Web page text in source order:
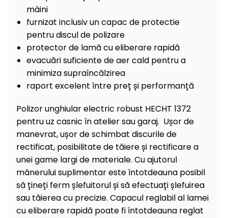
raclete
de
gheață
Unelte
de
mână
mâini
furnizat inclusiv un capac de protectie
pentru discul de polizare
protector de lamă cu eliberare rapidă
evacuări suficiente de aer cald pentru a
minimiza supraîncălzirea
raport excelent între preț și performanță
Polizor unghiular electric robust HECHT 1372
pentru uz casnic în atelier sau garaj. Ușor de
manevrat, ușor de schimbat discurile de
rectificat, posibilitate de tăiere și rectificare a
unei game largi de materiale. Cu ajutorul
mânerului suplimentar este întotdeauna posibil
să țineți ferm șlefuitorul și să efectuați șlefuirea
sau tăierea cu precizie. Capacul reglabil al lamei
cu eliberare rapidă poate fi întotdeauna reglat